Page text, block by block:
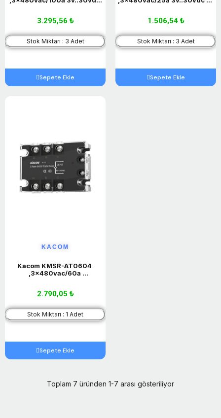
3.295,56 ₺
Stok Miktarı : 3 Adet
Sepete Ekle
1.506,54 ₺
Stok Miktarı : 3 Adet
Sepete Ekle
KACOM
Kacom KMSR-AT0604
,3x480vac/60a
2.790,05 ₺
Stok Miktarı : 1 Adet
Sepete Ekle
Toplam 7 üründen 1-7 arası gösteriliyor